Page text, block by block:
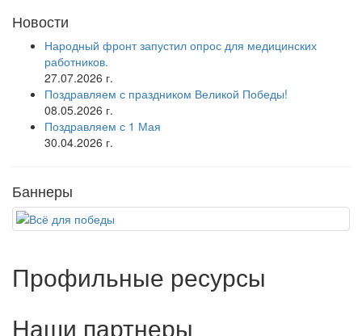
Новости
Народный фронт запустил опрос для медицинских
работников.
27.07.2026 г.
Поздравляем с праздником Великой Победы!
08.05.2026 г.
Поздравляем с 1 Мая
30.04.2026 г.
Баннеры
Профильные ресурсы
Наши партнеры